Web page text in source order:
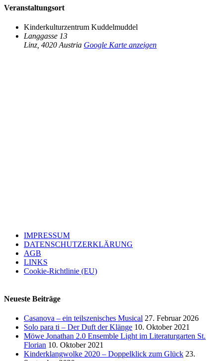
Veranstaltungsort
Kinderkulturzentrum Kuddelmuddel
Langgasse 13
Linz, 4020 Austria Google Karte anzeigen
IMPRESSUM
DATENSCHUTZERKLÄRUNG
AGB
LINKS
Cookie-Richtlinie (EU)
Neueste Beiträge
Casanova – ein teilszenisches Musical 27. Februar 2026
Solo para ti – Der Duft der Klänge 10. Oktober 2021
Möwe Jonathan 2.0 Ensemble Light im Literaturgarten St.
Florian 10. Oktober 2021
Kinderklangwolke 2020 – Doppelklick zum Glück 23.